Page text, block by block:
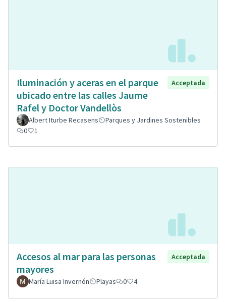
Iluminación y aceras en el parque
ubicado entre las calles Jaume
Rafel y Doctor Vandellòs
Acceptada
Albert Iturbe Recasens
Parques y Jardines Sostenibles
0
1
Accesos al mar para las personas
mayores
Acceptada
María Luisa Invernón Playas 0 4